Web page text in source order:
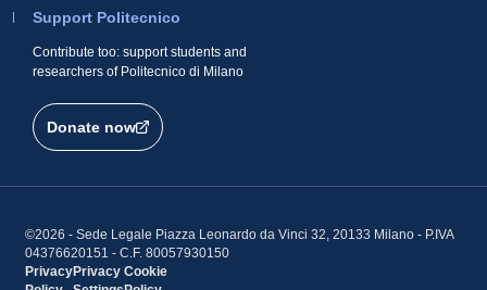
Support Politecnico
Contribute too: support students and
researchers of Politecnico di Milano
Donate now
©2026 - Sede Legale Piazza Leonardo da Vinci 32, 20133 Milano - P.IVA
04376620151 - C.F. 80057930150
PrivacyPrivacy Cookie